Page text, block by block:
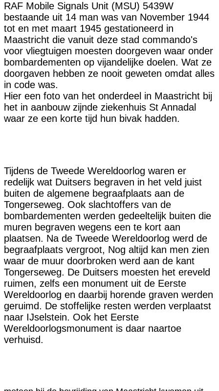
RAF Mobile Signals Unit (MSU) 5439W
bestaande uit 14 man was van November 1944
tot en met maart 1945 gestationeerd in
Maastricht die vanuit deze stad commando's
voor vliegtuigen moesten doorgeven waar onder
bombardementen op vijandelijke doelen. Wat ze
doorgaven hebben ze nooit geweten omdat alles
in code was.
Hier een foto van het onderdeel in Maastricht bij
het in aanbouw zijnde ziekenhuis St Annadal
waar ze een korte tijd hun bivak hadden.
Tijdens de Tweede Wereldoorlog waren er
redelijk wat Duitsers begraven in het veld juist
buiten de algemene begraafplaats aan de
Tongerseweg. Ook slachtoffers van de
bombardementen werden gedeeltelijk buiten die
muren begraven wegens een te kort aan
plaatsen. Na de Tweede Wereldoorlog werd de
begraafplaats vergroot, Nog altijd kan men zien
waar de muur doorbroken werd aan de kant
Tongerseweg. De Duitsers moesten het ereveld
ruimen, zelfs een monument uit de Eerste
Wereldoorlog en daarbij horende graven werden
geruimd. De stoffelijke resten werden verplaatst
naar IJselstein. Ook het Eerste
Wereldoorlogsmonument is daar naartoe
verhuisd.